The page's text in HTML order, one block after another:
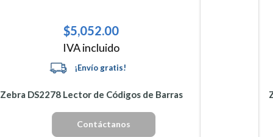
$18,133.00
IVA incluido
Zebra DS3678-SR Lector de Códigos de Barras